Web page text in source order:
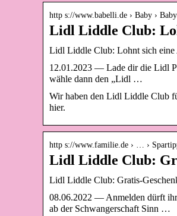
http s://www.babelli.de › Baby ›
Lidl Liddle Club:
Lidl Liddle Club: Lohnt sich eine
12.01.2023 — Lade dir die Lidl
wähle dann den „Lidl …
Wir haben den Lidl Liddle Club
hier.
http s://www.familie.de › … ›
Lidl Liddle Club:
Lidl Liddle Club: Gratis-
08.06.2022 — Anmelden dürft ihr
ab der Schwangerschaft Sinn …